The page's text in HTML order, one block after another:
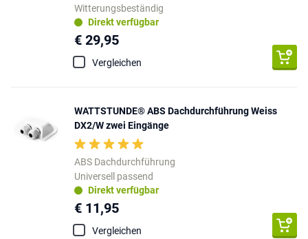
Witterungsbeständig
Direkt verfügbar
€ 29,95
Vergleichen
WATTSTUNDE® ABS Dachdurchführung Weiss
DX2/W zwei Eingänge
ABS Dachdurchführung
Universell passend
Direkt verfügbar
€ 11,95
Vergleichen